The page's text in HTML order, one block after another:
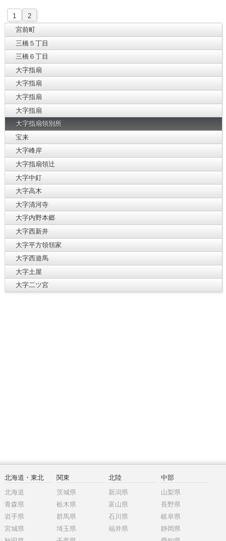
1
2
宮前町
三橋５丁目
三橋６丁目
大字指扇
大字指扇
大字指扇
大字指扇
大字指扇領別所
宝来
大字峰岸
大字指扇領辻
大字中釘
大字高木
大字清河寺
大字内野本郷
大字西新井
大字平方領領家
大字西遊馬
大字土屋
大字二ツ宮
北海道・東北
北海道
青森県
岩手県
宮城県
関東
茨城県
栃木県
群馬県
埼玉県
北陸
新潟県
富山県
石川県
福井県
中部
山梨県
長野県
岐阜県
静岡県